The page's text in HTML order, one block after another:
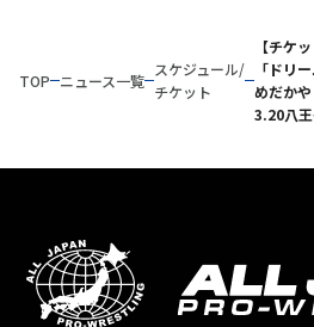
TOP ニュース一覧
スケジュール/
チケット
【チケ
「ドリ
めだか
3.20八